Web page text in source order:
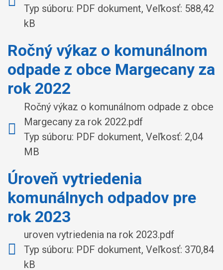
Typ súboru: PDF dokument, Veľkosť: 588,42
kB
Ročný výkaz o komunálnom
odpade z obce Margecany za
rok 2022
Ročný výkaz o komunálnom odpade z obce
Margecany za rok 2022.pdf
Typ súboru: PDF dokument, Veľkosť: 2,04
MB
Úroveň vytriedenia
komunálnych odpadov pre
rok 2023
uroven vytriedenia na rok 2023.pdf
Typ súboru: PDF dokument, Veľkosť: 370,84
kB